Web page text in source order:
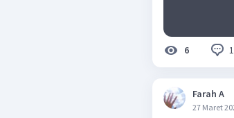
6 1
Farah A
27 Maret